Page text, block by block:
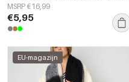
MSRP €16,99
€5,95
EU-magazijn